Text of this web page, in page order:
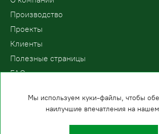
Производство
Проекты
Клиенты
Полезные страницы
FAQ
8 (800) 200-
Мы используем куки-файлы, чтобы
наилучшие впечатления на